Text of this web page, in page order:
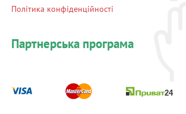
Політика конфіденційності
Партнерська програма